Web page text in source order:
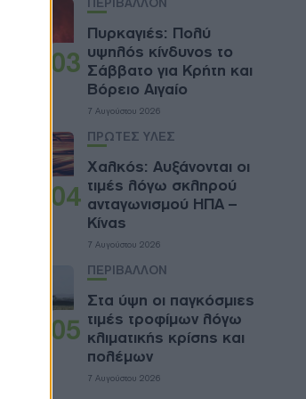
03
Πυρκαγιές: Πολύ
υψηλός κίνδυνος το
Σάββατο για Κρήτη και
Βόρειο Αιγαίο
7 Αυγούστου 2026
04
ΠΡΩΤΕΣ ΥΛΕΣ
Χαλκός: Αυξάνονται οι
τιμές λόγω σκληρού
ανταγωνισμού ΗΠΑ –
Κίνας
7 Αυγούστου 2026
05
ΠΕΡΙΒΑΛΛΟΝ
Στα ύψη οι παγκόσμιες
τιμές τροφίμων λόγω
κλιματικής κρίσης και
πολέμων
7 Αυγούστου 2026